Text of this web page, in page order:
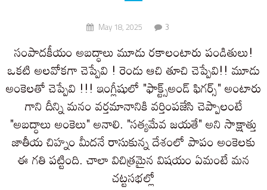
May 18, 2025 3
సంపాదకీయం అబద్ధాలు మూడు రకాలంటారు పండితులు!
ఒకటి అలవోకగా చెప్పేవి ! రెండు ఆచి తూచి చెప్పేవి!! మూడు
అంకెలతో చెప్పేవి !!! ఇంగ్లీషులో "ఫాక్ట్స్అండ్ ఫిగర్స్" అంటారు
గాని దీన్ని మనం వర్తమానానికి వర్తింపజేసి చెప్పాలంటే
"అబద్ధాలు అంకెలు" అనాలి. "సత్యమేవ జయతే" అని సాక్షాత్తు
జాతీయ చిహ్నం మీదనే రాసుకున్న దేశంలో పాపం అంకెలకు
ఈ గతి పట్టింది. చాలా విచిత్రమైన విషయం ఏమంటే మన
చట్టసభల్లో